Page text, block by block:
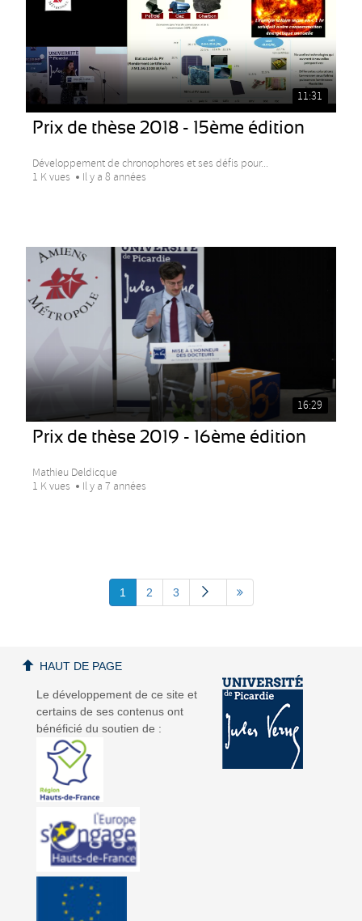
11:31
Prix de thèse 2018 - 15ème édition
Développement de chronophores et ses défis pour...
1 K vues
Il y a 8 années
16:29
Prix de thèse 2019 - 16ème édition
Mathieu Deldicque
1 K vues
Il y a 7 années
1 2 3
Le développement de ce site et
certains de ses contenus ont
bénéficié du soutien de :
HAUT DE PAGE